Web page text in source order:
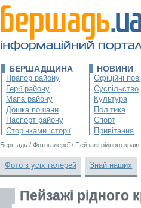
БЕРШАДЩИНА
Прапор району
Герб району
Мапа району
Дошка пошани
Паспорт району
Сторінками історії
НОВИНИ
Офіційні
Суспільство
Культура
Політика
Спорт
Привітання
Бершадь / Фотогалереї / Пейзажі рідного краю
Фото з усіх галерей Знай наших
Пейзажі рідного